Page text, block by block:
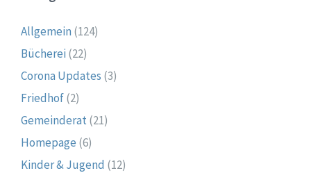
Allgemein (124)
Bücherei (22)
Corona Updates (3)
Friedhof(2)
Gemeinderat(21)
Homepage (6)
Kinder & Jugend (12)